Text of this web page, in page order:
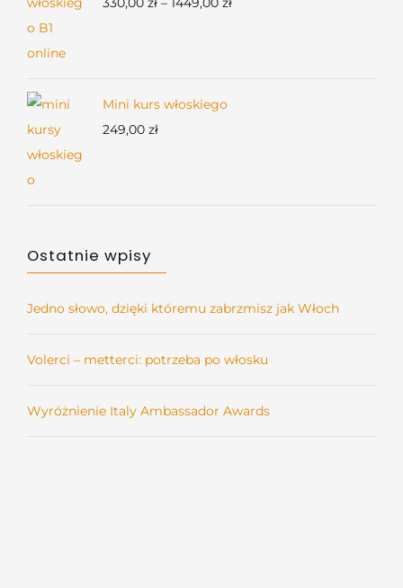
Mini kurs włoskiego
249,00 zł
Ostatnie wpisy
Jedno słowo, dzięki któremu zabrzmisz jak Włoch
Volerci – metterci: potrzeba po włosku
Wyróżnienie Italy Ambassador Awards